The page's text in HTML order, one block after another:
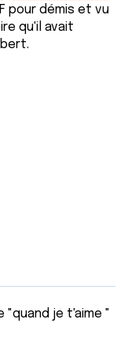
pour démis et vu
qu'il avait
"quand je t'aime "